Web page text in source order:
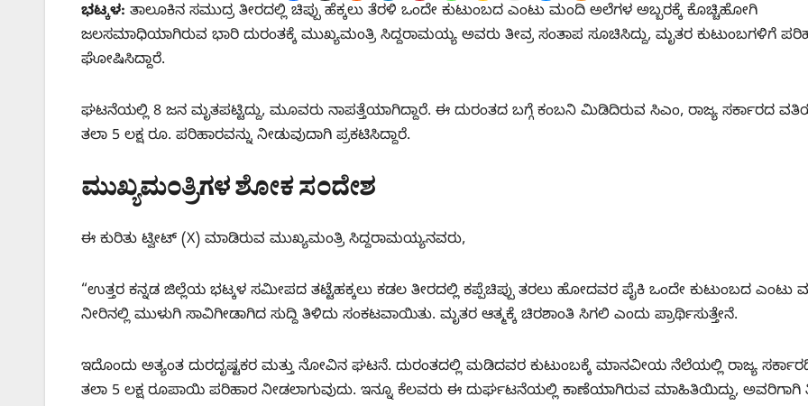
ಭಟ್ಕಳ: ತಾಲೂಕಿನ ಸಮುದ್ರ ತೀರದಲ್ಲಿ ಚಿಪ್ಪು ಹೆಕ್ಕಲು ತೆರಳಿ ಒಂದೇ ಕುಟುಂಬದ ಎಂಟು ಮಂದಿ ಅಲೆಗಳ ಅಬ್ಬರಕ್ಕೆ ಕೊಚ್ಚಿಹೋಗಿ
ಜಲಸಮಾಧಿಯಾಗಿರುವ ಭಾರಿ ದುರಂತಕ್ಕೆ ಮುಖ್ಯಮಂತ್ರಿ ಸಿದ್ದರಾಮಯ್ಯ ಅವರು ತೀವ್ರ ಸಂತಾಪ ಸೂಚಿಸಿದ್ದು, ಮೃತರ ಕುಟುಂಬಗಳಿಗೆ
ಘೋಷಿಸಿದ್ದಾರೆ.
ಘಟನೆಯಲ್ಲಿ 8 ಜನ ಮೃತಪಟ್ಟಿದ್ದು, ಮೂವರು ನಾಪತ್ತೆಯಾಗಿದ್ದಾರೆ. ಈ ದುರಂತದ ಬಗ್ಗೆ ಕಂಬನಿ ಮಿಡಿದಿರುವ ಸಿಎಂ, ರಾಜ್ಯ ಸರ್ಕಾರದ
ತಲಾ 5 ಲಕ್ಷ ರೂ. ಪರಿಹಾರವನ್ನು ನೀಡುವುದಾಗಿ ಪ್ರಕಟಿಸಿದ್ದಾರೆ.
ಮುಖ್ಯಮಂತ್ರಿಗಳ ಶೋಕ ಸಂದೇಶ
ಈ ಕುರಿತು ಟ್ವೀಟ್ (X) ಮಾಡಿರುವ ಮುಖ್ಯಮಂತ್ರಿ ಸಿದ್ದರಾಮಯ್ಯನವರು,
“ಉತ್ತರ ಕನ್ನಡ ಜಿಲ್ಲೆಯ ಭಟ್ಕಳ ಸಮೀಪದ ತಟ್ಟೆಹಕ್ಕಲು ಕಡಲ ತೀರದಲ್ಲಿ ಕಪ್ಪೆಚಿಪ್ಪು ತರಲು ಹೋದವರ ಪೈಕಿ ಒಂದೇ ಕುಟುಂಬದ ಎಂಟು
ನೀರಿನಲ್ಲಿ ಮುಳುಗಿ ಸಾವಿಗೀಡಾಗಿದ ಸುದ್ದಿ ತಿಳಿದು ಸಂಕಟವಾಯಿತು. ಮೃತರ ಆತ್ಮಕ್ಕೆ ಚಿರಶಾಂತಿ ಸಿಗಲಿ ಎಂದು ಪ್ರಾರ್ಥಿಸುತ್ತೇನೆ.
ಇದೊಂದು ಅತ್ಯಂತ ದುರದೃಷ್ಟಕರ ಮತ್ತು ನೋವಿನ ಘಟನೆ. ದುರಂತದಲ್ಲಿ ಮಡಿದವರ ಕುಟುಂಬಕ್ಕೆ ಮಾನವೀಯ ನೆಲೆಯಲ್ಲಿ ರಾಜ್ಯ
ತಲಾ 5 ಲಕ್ಷ ರೂಪಾಯಿ ಪರಿಹಾರ ನೀಡಲಾಗುವುದು. ಇನ್ನೂ ಕೆಲವರು ಈ ದುರ್ಘಟನೆಯಲ್ಲಿ ಕಾಣೆಯಾಗಿರುವ ಮಾಹಿತಿಯಿದ್ದು, ಅವರಿಗಾಗಿ